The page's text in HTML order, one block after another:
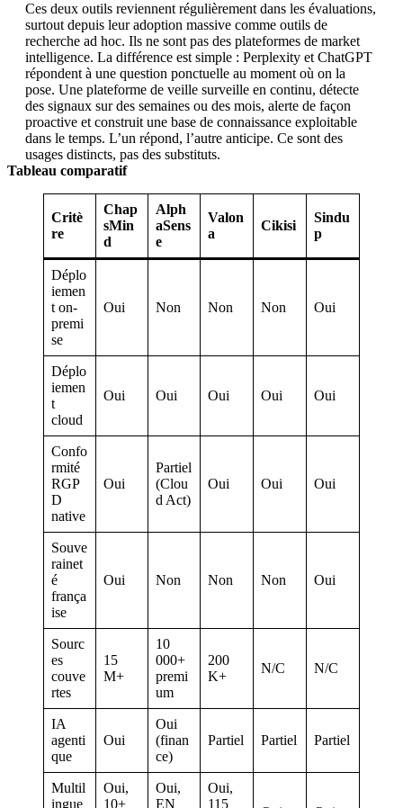
Ces deux outils reviennent régulièrement dans les évaluations,
surtout depuis leur adoption massive comme outils de
recherche ad hoc. Ils ne sont pas des plateformes de market
intelligence. La différence est simple : Perplexity et ChatGPT
répondent à une question ponctuelle au moment où on la
pose. Une plateforme de veille surveille en continu, détecte
des signaux sur des semaines ou des mois, alerte de façon
proactive et construit une base de connaissance exploitable
dans le temps. L’un répond, l’autre anticipe. Ce sont des
usages distincts, pas des substituts.
Tableau comparatif
Critè
re
Chap
sMin
d
Alph
aSens
e
Valon
a
Cikisi
Sindu
p
Déplo
iemen
t on-
premi
se
Oui Non Non Non Oui
Déplo
iemen
t
cloud
Oui Oui Oui Oui Oui
Confo
rmité
RGP
D
native
Oui
Partiel
(Clou
d Act)
Oui Oui Oui
Souve
rainet
é
frança
ise
Oui Non Non Non Oui
Sourc
es
couve
rtes
15
M+
10
000+
premi
um
200
K+
N/C N/C
IA
agenti
que
Oui
Oui
(finan
ce)
Partiel Partiel Partiel
Multil
ingue
Oui,
10+
Oui,
EN
Oui,
115